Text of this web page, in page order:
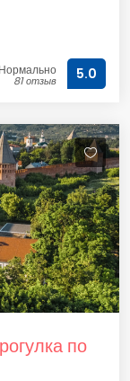
Нормально
81 отзыв 5.0
по